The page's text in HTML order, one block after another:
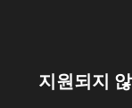
지원되지